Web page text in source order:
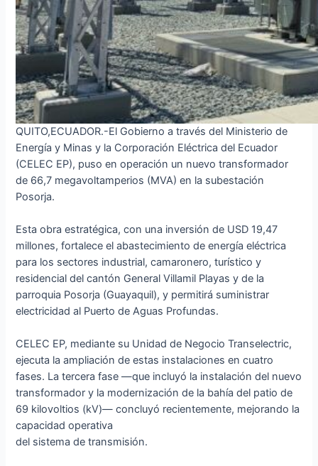
QUITO,ECUADOR.-El Gobierno a través del Ministerio de
Energía y Minas y la Corporación Eléctrica del Ecuador
(CELEC EP), puso en operación un nuevo transformador
de 66,7 megavoltamperios (MVA) en la subestación
Posorja.
Esta obra estratégica, con una inversión de USD 19,47
millones, fortalece el abastecimiento de energía eléctrica
para los sectores industrial, camaronero, turístico y
residencial del cantón General Villamil Playas y de la
parroquia Posorja (Guayaquil), y permitirá suministrar
electricidad al Puerto de Aguas Profundas.
CELEC EP, mediante su Unidad de Negocio Transelectric,
ejecuta la ampliación de estas instalaciones en cuatro
fases. La tercera fase —que incluyó la instalación del nuevo
transformador y la modernización de la bahía del patio de
69 kilovoltios (kV)— concluyó recientemente, mejorando la
capacidad operativa
del sistema de transmisión.